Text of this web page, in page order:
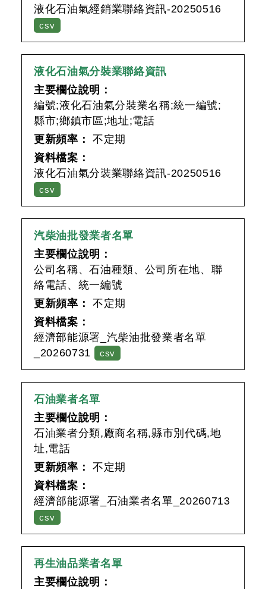
液化石油氣經銷業聯絡資訊-20250516
csv
液化石油氣分裝業聯絡資訊
主要欄位說明：
編號;液化石油氣分裝業名稱;統一編號;
縣市;鄉鎮市區;地址;電話
更新頻率：
不定期
資料檔案：
液化石油氣分裝業聯絡資訊-20250516
csv
汽柴油批發業者名單
主要欄位說明：
公司名稱、石油種類、公司所在地、聯
絡電話、統一編號
更新頻率：
不定期
資料檔案：
經濟部能源署_汽柴油批發業者名單
_20260731
csv
石油業者名單
主要欄位說明：
石油業者分類,廠商名稱,縣市別代碼,地
址,電話
更新頻率：
不定期
資料檔案：
經濟部能源署_石油業者名單_20260713
csv
再生油品業者名單
主要欄位說明：